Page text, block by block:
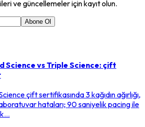
ve güncellemeler için kayıt olun.
Abone Ol
Science vs Triple Science: çift
çift sertifikasında 3 kağıdın ağırlığı,
hataları; 90 saniyelik pacing ile